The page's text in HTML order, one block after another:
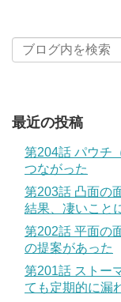
最近の投稿
第204話 パウチ
つながった
第203話 凸面の
結果、凄いこと
第202話 平面の
の提案があった
第201話 ストー
ても定期的に漏